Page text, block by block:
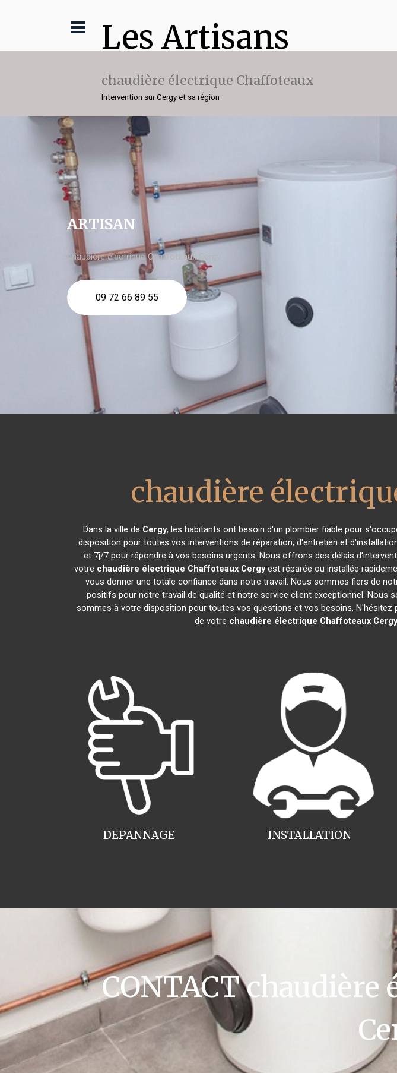
Les Artisans
chaudière électrique Chaffoteaux
Intervention sur Cergy et sa région
ARTISAN
chaudière électrique Chaffoteaux Cergy
09 72 66 89 55
chaudière
Dans la ville de Cergy, les habitants ont besoin d'un plombier fiable pour
disposition pour toutes vos interventions de réparation, d'entretien et
et 7j/7 pour répondre à vos besoins urgents. Nous offrons des délais
votre chaudière électrique Chaffoteaux Cergyest réparée ou installée
vous donner une totale confiance dans notre travail. Nous sommes fiers de
positifs pour notre travail de qualité et notre service client exceptionnel. Nous
sommes à votre disposition pour toutes vos questions et vos besoins.
de votre chaudière électrique Chaffoteaux Cergy
INSTALLATION
DEPANNAGE
CONTACT